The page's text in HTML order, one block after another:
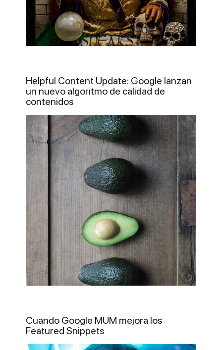
Helpful Content Update: Google lanzan
un nuevo algoritmo de calidad de
contenidos
Cuando Google MUM mejora los
Featured Snippets